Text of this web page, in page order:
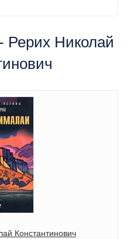
Рерих Николай
Константинович